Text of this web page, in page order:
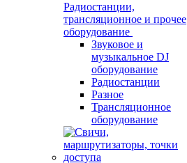
Радиостанции,
трансляционное и прочее
оборудование
Звуковое и
музыкальное DJ
оборудование
Радиостанции
Разное
Трансляционное
оборудование